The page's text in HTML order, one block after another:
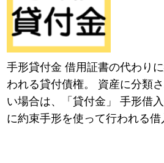
手形貸付金 借用証書の代わり
われる貸付債権。 資産に分類
い場合は、「貸付金」 手形借
に約束手形を使って行われる